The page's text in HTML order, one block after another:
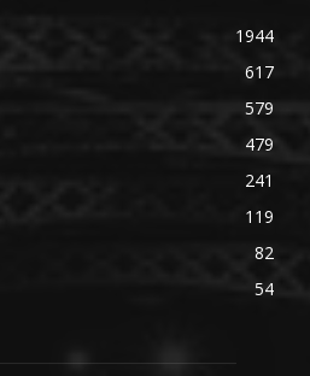
1944
617
579
479
241
119
82
54